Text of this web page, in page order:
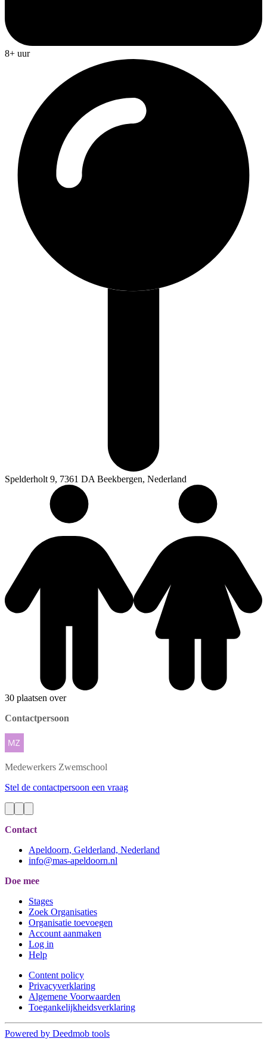
8+ uur
Spelderholt 9, 7361 DA Beekbergen, Nederland
30 plaatsen over
Contactpersoon
Medewerkers Zwemschool
Stel de contactpersoon een vraag
Contact
Apeldoorn, Gelderland, Nederland
info@mas-apeldoorn.nl
Doe mee
Stages
Zoek Organisaties
Organisatie toevoegen
Account aanmaken
Log in
Help
Content policy
Privacyverklaring
Algemene Voorwaarden
Toegankelijkheidsverklaring
Powered by Deedmob tools